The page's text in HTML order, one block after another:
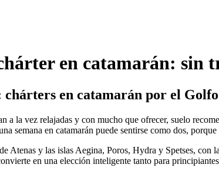
en catamarán: sin
en catamarán por el
a la vez relajadas y con mucho que ofrecer, suelo
semana en catamarán puede sentirse como dos,
Atenas y las islas Aegina, Poros, Hydra y Spetses, con
en una elección inteligente tanto para